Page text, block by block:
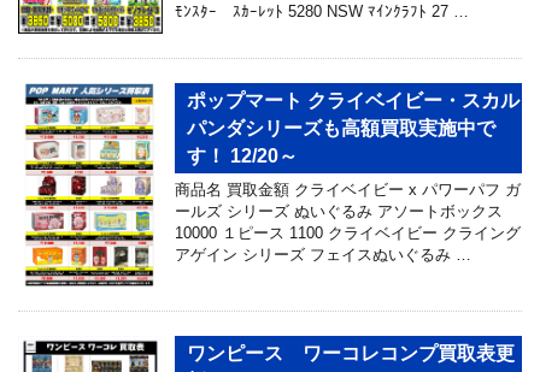
ﾓﾝｽﾀｰ ｽｶｰﾚｯﾄ 5280 NSW ﾏｲﾝｸﾗﾌﾄ 27 …
ポップマート クライベイビー・スカル
パンダシリーズも高額買取実施中で
す！ 12/20～
商品名 買取金額 クライベイビー x パワーパフ ガ
ールズ シリーズ ぬいぐるみ アソートボックス
10000 １ピース 1100 クライベイビー クライング
アゲイン シリーズ フェイスぬいぐるみ …
ワンピース ワーコレコンプ買取表更